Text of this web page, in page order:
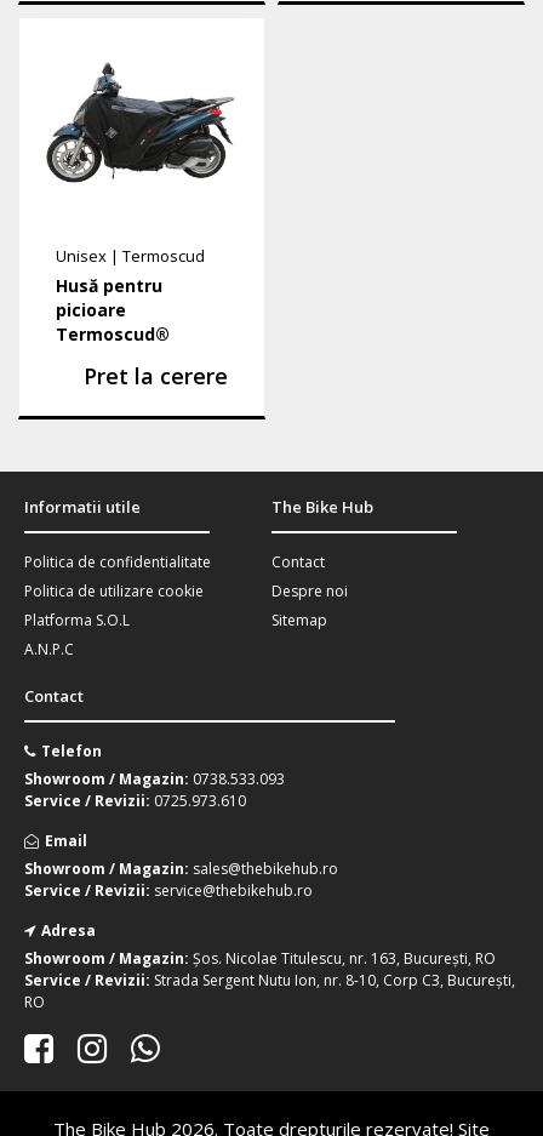
Unisex | Termoscud
Husă pentru
picioare
Termoscud®
Pret la cerere
Informatii utile
Politica de confidentialitate
Politica de utilizare cookie
Platforma S.O.L
A.N.P.C
The Bike Hub
Contact
Despre noi
Sitemap
Contact
Telefon
Showroom / Magazin: 0738.533.093
Service / Revizii: 0725.973.610
Email
Showroom / Magazin: sales@thebikehub.ro
Service / Revizii: service@thebikehub.ro
Adresa
Showroom / Magazin: Șos. Nicolae Titulescu, nr. 163, București, RO
Service / Revizii: Strada Sergent Nutu Ion, nr. 8-10, Corp C3, București,
RO
The Bike Hub 2026. Toate drepturile rezervate! Site
Pret la